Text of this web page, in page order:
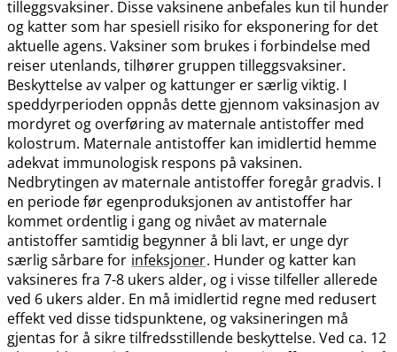
tilleggsvaksiner. Disse vaksinene anbefales kun til hunder
og katter som har spesiell risiko for eksponering for det
aktuelle agens. Vaksiner som brukes i forbindelse med
reiser utenlands, tilhører gruppen tilleggsvaksiner.
Beskyttelse av valper og kattunger er særlig viktig. I
speddyrperioden oppnås dette gjennom vaksinasjon av
mordyret og overføring av maternale antistoffer med
kolostrum. Maternale antistoffer kan imidlertid hemme
adekvat immunologisk respons på vaksinen.
Nedbrytingen av maternale antistoffer foregår gradvis. I
en periode før egenproduksjonen av antistoffer har
kommet ordentlig i gang og nivået av maternale
antistoffer samtidig begynner å bli lavt, er unge dyr
særlig sårbare for infeksjoner. Hunder og katter kan
vaksineres fra 7-8 ukers alder, og i visse tilfeller allerede
ved 6 ukers alder. En må imidlertid regne med redusert
effekt ved disse tidspunktene, og vaksineringen må
gjentas for å sikre tilfredsstillende beskyttelse. Ved ca. 12